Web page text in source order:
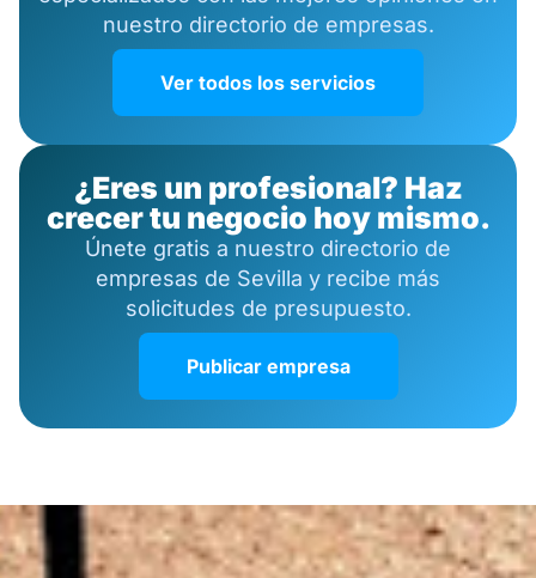
nuestro directorio de empresas.
Ver todos los servicios
¿Eres un profesional? Haz
crecer tu negocio hoy mismo.
Únete gratis a nuestro directorio de
empresas de Sevilla y recibe más
solicitudes de presupuesto.
Publicar empresa